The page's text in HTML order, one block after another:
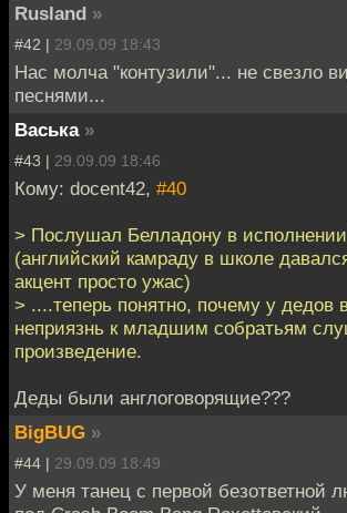
Rusland »
#42 | 29.09.09 18:43
Нас молча "контузили"... не свезло
песнями...
Васька »
#43 | 29.09.09 18:46
Кому: docent42, #40
> Послушал Белладону в
(английский камраду в школе
акцент просто ужас)
> ....теперь понятно, почему у дедов
неприязнь к младшим собратьям
произведение.
Деды были англоговорящие???
BigBUG »
#44 | 29.09.09 18:49
У меня танец с первой безответной